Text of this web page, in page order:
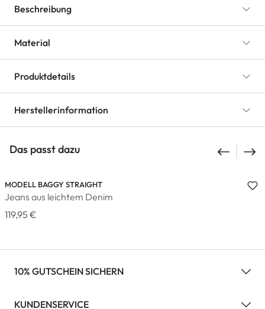
Beschreibung
Material
Produktdetails
Herstellerinformation
Das passt dazu
MODELL BAGGY STRAIGHT
Jeans aus leichtem Denim
119,95 €
10% GUTSCHEIN SICHERN
KUNDENSERVICE